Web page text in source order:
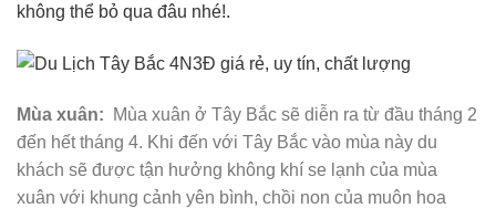
không thể bỏ qua đâu nhé!.
Mùa xuân:
Mùa xuân ở Tây Bắc sẽ diễn ra từ đầu tháng 2
đến hết tháng 4. Khi đến với Tây Bắc vào mùa này du
khách sẽ được tận hưởng không khí se lạnh của mùa
xuân với khung cảnh yên bình, chồi non của muôn hoa